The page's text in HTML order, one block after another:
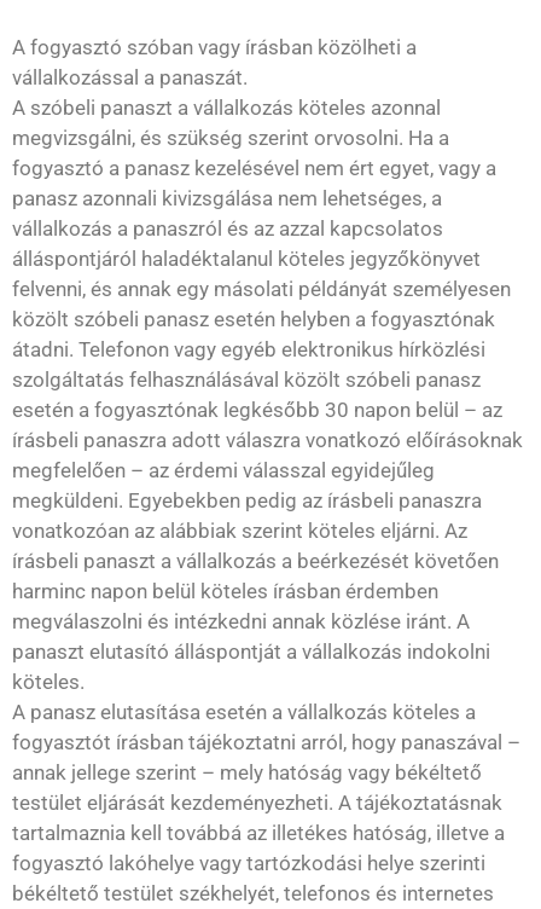
A fogyasztó szóban vagy írásban közölheti a
vállalkozással a panaszát.
A szóbeli panaszt a vállalkozás köteles azonnal
megvizsgálni, és szükség szerint orvosolni. Ha a
fogyasztó a panasz kezelésével nem ért egyet, vagy a
panasz azonnali kivizsgálása nem lehetséges, a
vállalkozás a panaszról és az azzal kapcsolatos
álláspontjáról haladéktalanul köteles jegyzőkönyvet
felvenni, és annak egy másolati példányát személyesen
közölt szóbeli panasz esetén helyben a fogyasztónak
átadni. Telefonon vagy egyéb elektronikus hírközlési
szolgáltatás felhasználásával közölt szóbeli panasz
esetén a fogyasztónak legkésőbb 30 napon belül – az
írásbeli panaszra adott válaszra vonatkozó előírásoknak
megfelelően – az érdemi válasszal egyidejűleg
megküldeni. Egyebekben pedig az írásbeli panaszra
vonatkozóan az alábbiak szerint köteles eljárni. Az
írásbeli panaszt a vállalkozás a beérkezését követően
harminc napon belül köteles írásban érdemben
megválaszolni és intézkedni annak közlése iránt. A
panaszt elutasító álláspontját a vállalkozás indokolni
köteles.
A panasz elutasítása esetén a vállalkozás köteles a
fogyasztót írásban tájékoztatni arról, hogy panaszával –
annak jellege szerint – mely hatóság vagy békéltető
testület eljárását kezdeményezheti. A tájékoztatásnak
tartalmaznia kell továbbá az illetékes hatóság, illetve a
fogyasztó lakóhelye vagy tartózkodási helye szerinti
békéltető testület székhelyét, telefonos és internetes